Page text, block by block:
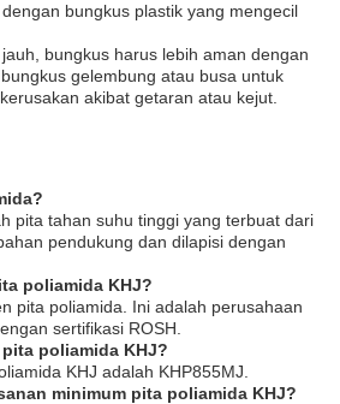
bungkus plastik yang mengecil
bungkus harus lebih aman dengan
gelembung atau busa untuk
akibat getaran atau kejut.
pita tahan suhu tinggi yang terbuat dari
pendukung dan dilapisi dengan
poliamida KHJ?
pita poliamida. Ini adalah perusahaan
sertifikasi ROSH.
poliamida KHJ?
KHJ adalah KHP855MJ.
minimum pita poliamida KHJ?